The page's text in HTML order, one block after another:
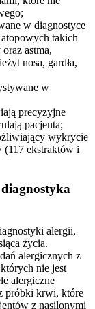
w diagnostyce
takich
astma,
nosa, gardła,
w
precyzyjne
pacjenta;
wykrycie
(117 ekstraktów i
alergii,
życia.
alergicznych z
nie jest
alergiczne
próbki krwi, które
z nasilonymi